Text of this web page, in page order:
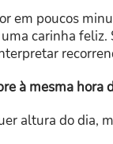
em poucos
carinha
à mesma hora
altura do dia,